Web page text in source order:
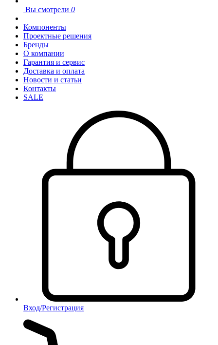
Вы смотрели 0
Компоненты
Проектные решения
Бренды
О компании
Гарантия и сервис
Доставка и оплата
Новости и статьи
Контакты
SALE
Вход/Регистрация